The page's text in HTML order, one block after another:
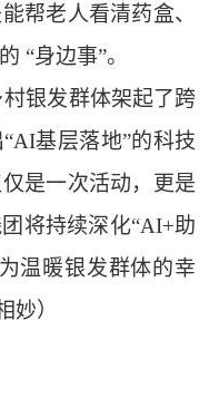
帮老人看清药盒、
“身边事”。
银发群体架起了跨
基层落地”的科技
是一次活动，更是
将持续深化“AI+助
温暖银发群体的幸
妙）